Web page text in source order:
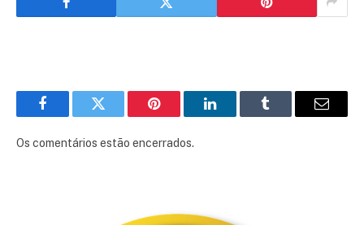
FacebookTwitter Pinterest LinkedInTumblr
E-
Os comentários estão encerrados.